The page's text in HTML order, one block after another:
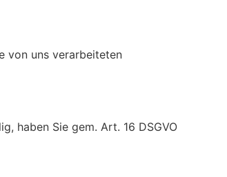
von uns verarbeiteten
haben Sie gem. Art. 16 DSGVO